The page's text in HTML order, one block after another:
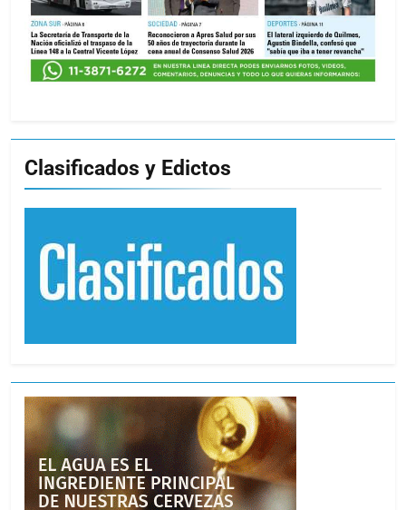
Clasificados y Edictos